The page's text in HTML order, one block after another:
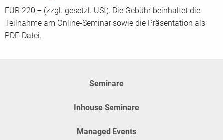
EUR 220,– (zzgl. gesetzl. USt). Die Gebühr beinhaltet die
Teilnahme am Online-Seminar sowie die Präsentation als
PDF-Datei.
Seminare
Inhouse Seminare
Managed Events